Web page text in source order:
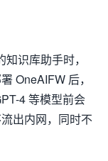
识库助手时，
OneAIFW 后，
4 等模型前会
出内网，同时不